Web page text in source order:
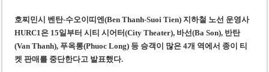
호찌민시 벤탄-수오이띠엔(Ben Thanh-Suoi Tien) 지하철 노선 운영사
HURC1은 15일부터 시티 시어터(City Theater), 바선(Ba Son), 반탄
(Van Thanh), 푸옥롱(Phuoc Long) 등 승객이 많은 4개 역에서 종이 티
켓 판매를 중단한다고 발표했다.